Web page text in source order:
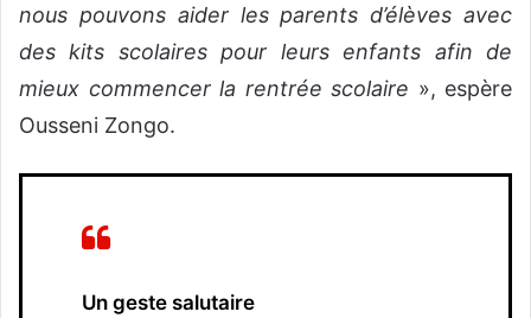
nous pouvons aider les parents d’élèves avec
des kits scolaires pour leurs enfants afin de
mieux commencer la rentrée scolaire », espère
Ousseni Zongo.
Un geste salutaire